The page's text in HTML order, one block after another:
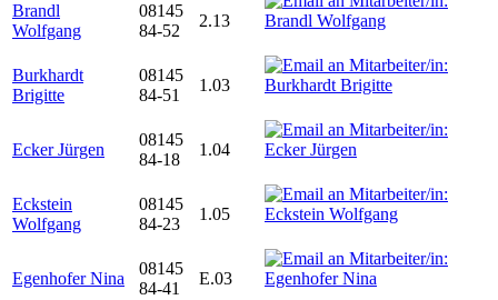
Brandl
Wolfgang
08145
84-52
2.13
Burkhardt
Brigitte
08145
84-51
1.03
Ecker Jürgen
08145
84-18
1.04
Eckstein
Wolfgang
08145
84-23
1.05
Egenhofer Nina
08145
84-41
E.03